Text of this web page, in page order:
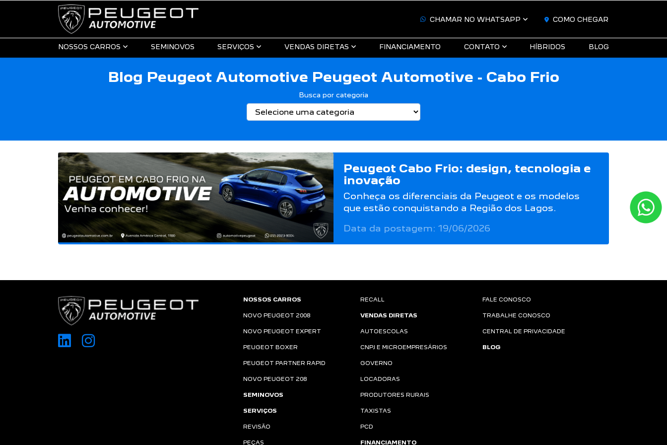
CHAMAR NO WHATSAPP COMO CHEGAR
NOSSOS CARROS SEMINOVOS SERVIÇOS VENDAS DIRETAS FINANCIAMENTO CONTATO HÍBRIDOS BLOG
Blog Peugeot Automotive Peugeot Automotive - Cabo Frio
Busca por categoria
Peugeot Cabo Frio: design, tecnologia e
inovação
Conheça os diferenciais da Peugeot e os modelos
que estão conquistando a Região dos Lagos.
Data da postagem: 19/06/2026
NOSSOS CARROS
NOVO PEUGEOT 2008
NOVO PEUGEOT EXPERT
PEUGEOT BOXER
PEUGEOT PARTNER RAPID
NOVO PEUGEOT 208
SEMINOVOS
SERVIÇOS
REVISÃO
PEÇAS
RECALL
VENDAS DIRETAS
AUTOESCOLAS
CNPJ E MICROEMPRESÁRIOS
GOVERNO
LOCADORAS
PRODUTORES RURAIS
TAXISTAS
PCD
FINANCIAMENTO
FALE CONOSCO
TRABALHE CONOSCO
CENTRAL DE PRIVACIDADE
BLOG